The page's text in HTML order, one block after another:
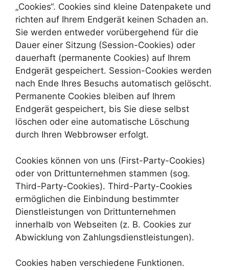
„Cookies“. Cookies sind kleine Datenpakete und
richten auf Ihrem Endgerät keinen Schaden an.
Sie werden entweder vorübergehend für die
Dauer einer Sitzung (Session-Cookies) oder
dauerhaft (permanente Cookies) auf Ihrem
Endgerät gespeichert. Session-Cookies werden
nach Ende Ihres Besuchs automatisch gelöscht.
Permanente Cookies bleiben auf Ihrem
Endgerät gespeichert, bis Sie diese selbst
löschen oder eine automatische Löschung
durch Ihren Webbrowser erfolgt.
Cookies können von uns (First-Party-Cookies)
oder von Drittunternehmen stammen (sog.
Third-Party-Cookies). Third-Party-Cookies
ermöglichen die Einbindung bestimmter
Dienstleistungen von Drittunternehmen
innerhalb von Webseiten (z. B. Cookies zur
Abwicklung von Zahlungsdienstleistungen).
Cookies haben verschiedene Funktionen.